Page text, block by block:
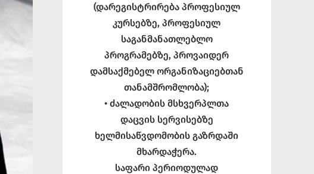
(დარეგისტრირება პროფესიულ
კურსებზე, პროფესიულ
საგანმანათლებლო
პროგრამებზე, პროვაიდერ
დამსაქმებელ ორგანიზაციებთან
თანამშრომლობა);
• ძალადობის მსხვერპლთა
დაცვის სერვისებზე
ხელმისაწვდომობის გაზრდაში
მხარდაჭერა.
საფარი პერიოდულად